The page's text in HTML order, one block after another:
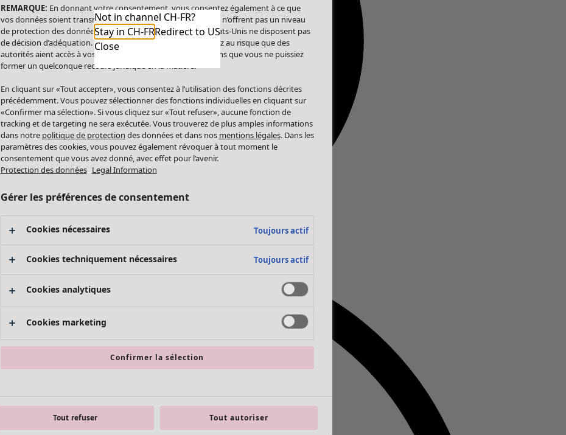
Not in channel CH-FR?
Stay in CH-FRRedirect to US
Close
REMARQUE: En donnant votre consentement, vous consentez également à ce que
vos données soient transmises aux États-Unis. Les États-Unis n’offrent pas un niveau
de protection des données comparable à celui de l’UE. Les États-Unis ne disposent pas
de décision d’adéquation. Par conséquent, vous vous exposez au risque que des
autorités aient accès à vos données à caractère personnel sans que vous ne puissiez
former un quelconque recours juridique en la matière.
En cliquant sur «Tout accepter», vous consentez à l’utilisation des fonctions décrites
précédemment. Vous pouvez sélectionner des fonctions individuelles en cliquant sur
«Confirmer ma sélection». Si vous cliquez sur «Tout refuser», aucune fonction de
tracking et de targeting ne sera exécutée. Vous trouverez de plus amples informations
dans notre politique de protection des données et dans nos mentions légales. Dans les
paramètres des cookies, vous pouvez également révoquer à tout moment le
consentement que vous avez donné, avec effet pour l’avenir.
Protection des données Legal Information
Gérer les préférences de consentement
Cookies nécessaires Toujours actif
Cookies techniquement nécessaires Toujours actif
Cookies analytiques
Cookies marketing
Confirmer la sélection
Tout refuser Tout autoriser